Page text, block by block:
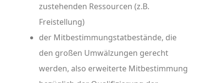
zustehenden Ressourcen (z.B.
Freistellung)
der Mitbestimmungstatbestände, die
den großen Umwälzungen gerecht
werden, also erweiterte Mitbestimmung